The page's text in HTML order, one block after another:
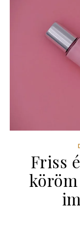
Friss